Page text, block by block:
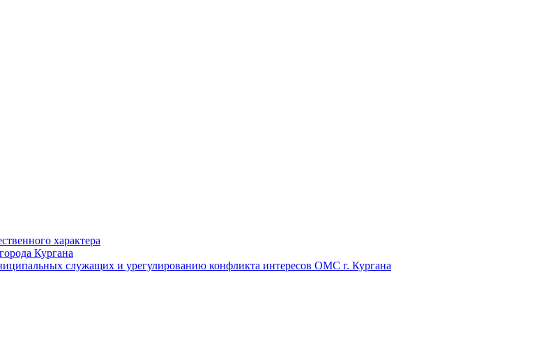
характера
Кургана
служащих и урегулированию конфликта интересов ОМС г. Кургана